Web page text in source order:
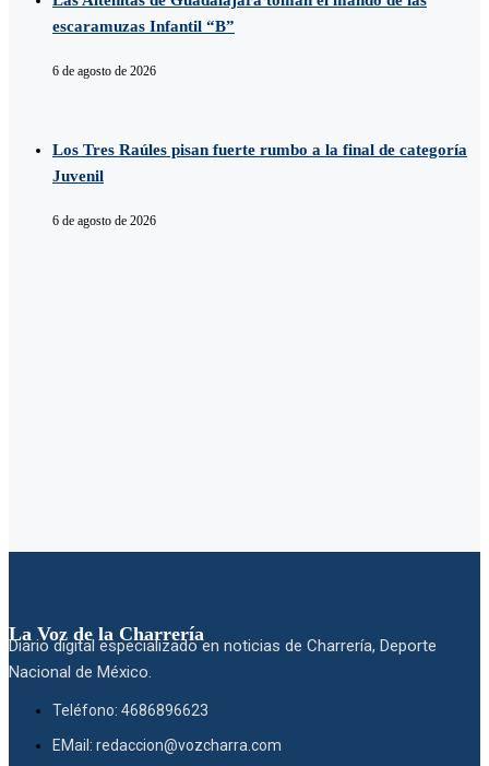
escaramuzas Infantil “B”
6 de agosto de 2026
Los Tres Raúles pisan fuerte rumbo a la final de categoría
Juvenil
6 de agosto de 2026
La Voz de la Charrería
Diario digital especializado en noticias de Charrería, Deporte
Nacional de México.
Teléfono: 4686896623
EMail: redaccion@vozcharra.com